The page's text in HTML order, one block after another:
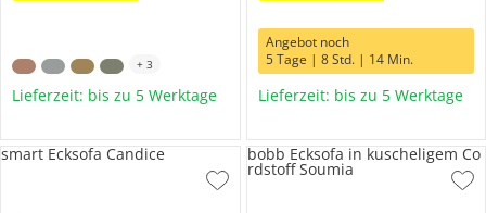
+ 3
Lieferzeit: bis zu 5 Werktage
Angebot noch
5 Tage | 8 Std. | 14 Min.
Lieferzeit: bis zu 5 Werktage
smart Ecksofa Candice bobb Ecksofa in kuscheligem Co
rdstoff Soumia